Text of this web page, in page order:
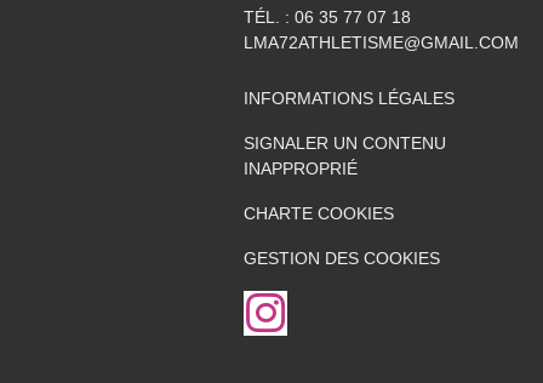
TÉL. : 06 35 77 07 18
LMA72ATHLETISME@GMAIL.COM
INFORMATIONS LÉGALES
SIGNALER UN CONTENU
INAPPROPRIÉ
CHARTE COOKIES
GESTION DES COOKIES